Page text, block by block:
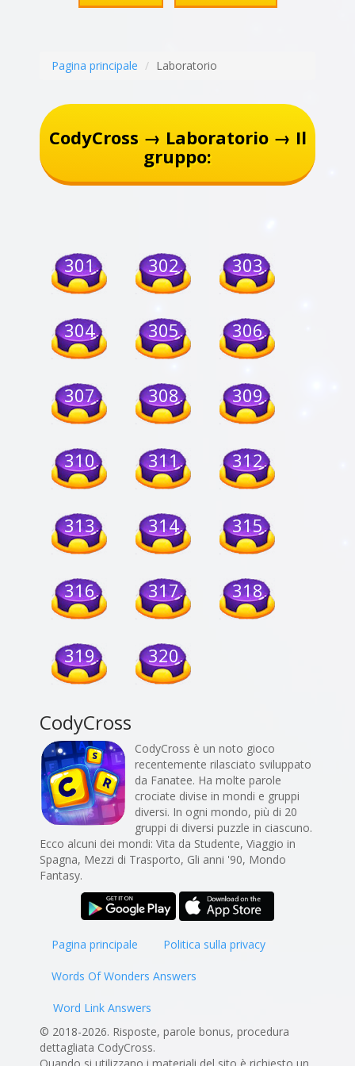
Pagina principale Laboratorio
CodyCross → Laboratorio → Il
gruppo:
301 302 303
304 305 306
307 308 309
310 311 312
313 314 315
316 317 318
319 320
CodyCross
CodyCross è un noto gioco
recentemente rilasciato sviluppato
da Fanatee. Ha molte parole
crociate divise in mondi e gruppi
diversi. In ogni mondo, più di 20
gruppi di diversi puzzle in ciascuno.
Ecco alcuni dei mondi: Vita da Studente, Viaggio in
Spagna, Mezzi di Trasporto, Gli anni '90, Mondo
Fantasy.
Pagina principale Politica sulla privacy
Words Of Wonders Answers
Word Link Answers
© 2018-2026. Risposte, parole bonus, procedura
dettagliata CodyCross.